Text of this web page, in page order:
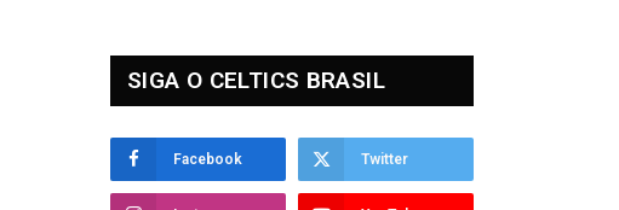
SIGA O CELTICS BRASIL
Facebook Twitter